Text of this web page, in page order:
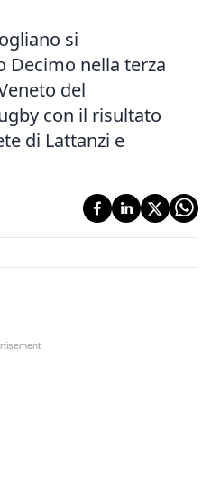
si
Decimo nella terza
del
con il risultato
di Lattanzi e